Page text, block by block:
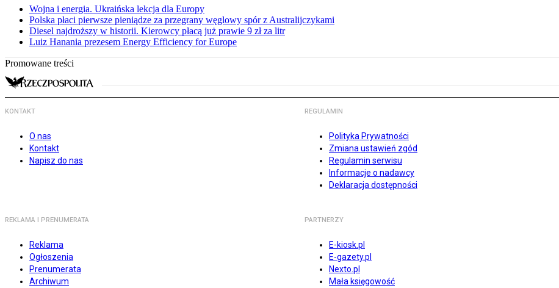
Wojna i energia. Ukraińska lekcja dla Europy
Polska płaci pierwsze pieniądze za przegrany węglowy spór z Australijczykami
Diesel najdroższy w historii. Kierowcy płacą już prawie 9 zł za litr
Luiz Hanania prezesem Energy Efficiency for Europe
Promowane treści
KONTAKT
O nas
Kontakt
Napisz do nas
REGULAMIN
Polityka Prywatności
Zmiana ustawień zgód
Regulamin serwisu
Informacje o nadawcy
Deklaracja dostępności
REKLAMA I PRENUMERATA
Reklama
Ogłoszenia
Prenumerata
Archiwum
PARTNERZY
E-kiosk.pl
E-gazety.pl
Nexto.pl
Mała księgowość